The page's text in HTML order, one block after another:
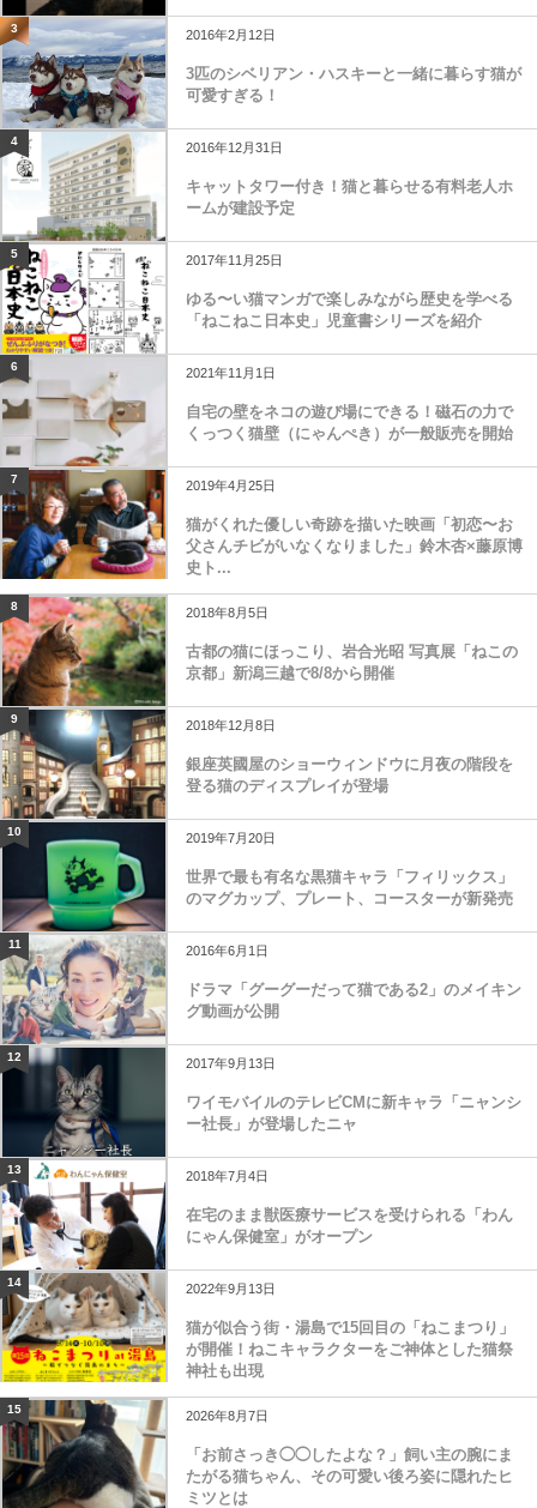
3 2016年2月12日
3匹のシベリアン・ハスキーと一緒に暮らす猫が
可愛すぎる！
4 2016年12月31日
キャットタワー付き！猫と暮らせる有料老人ホ
ームが建設予定
5 2017年11月25日
ゆる〜い猫マンガで楽しみながら歴史を学べる
「ねこねこ日本史」児童書シリーズを紹介
6 2021年11月1日
自宅の壁をネコの遊び場にできる！磁石の力で
くっつく猫壁（にゃんぺき）が一般販売を開始
7 2019年4月25日
猫がくれた優しい奇跡を描いた映画「初恋〜お
父さんチビがいなくなりました」鈴木杏×藤原博
史ト...
8 2018年8月5日
古都の猫にほっこり、岩合光昭 写真展「ねこの
京都」新潟三越で8/8から開催
9 2018年12月8日
銀座英國屋のショーウィンドウに月夜の階段を
登る猫のディスプレイが登場
10 2019年7月20日
世界で最も有名な黒猫キャラ「フィリックス」
のマグカップ、プレート、コースターが新発売
11 2016年6月1日
ドラマ「グーグーだって猫である2」のメイキン
グ動画が公開
12 2017年9月13日
ワイモバイルのテレビCMに新キャラ「ニャンシ
ー社長」が登場したニャ
13 2018年7月4日
在宅のまま獣医療サービスを受けられる「わん
にゃん保健室」がオープン
14 2022年9月13日
猫が似合う街・湯島で15回目の「ねこまつり」
が開催！ねこキャラクターをご神体とした猫祭
神社も出現
15 2026年8月7日
「お前さっき◯◯したよな？」飼い主の腕にま
たがる猫ちゃん、その可愛い後ろ姿に隠れたヒ
ミツとは